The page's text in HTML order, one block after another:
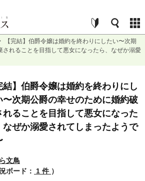
【完結】伯爵令嬢は婚約を終わりにしたい〜次期
されることを目指して悪女になったら、なぜか溺愛
結】伯爵令嬢は婚約を終わりにし
〜次期公爵の幸せのために婚約破
れることを目指して悪女になった
なぜか溺愛されてしまったようで
文鳥
ボード：
1 件 ）